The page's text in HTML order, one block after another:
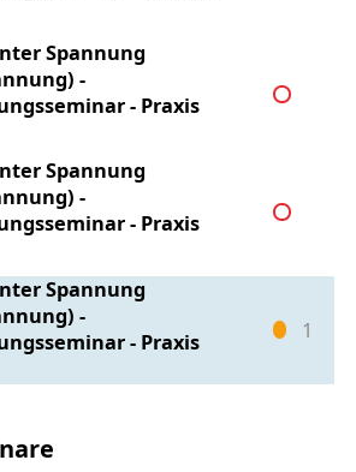
Spannung
-
- Praxis
Spannung
-
- Praxis
Spannung
-
- Praxis
1